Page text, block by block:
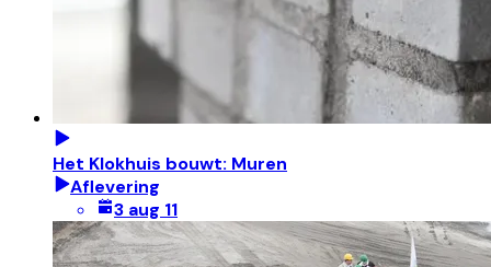
Het Klokhuis bouwt: Muren
Aflevering
3 aug 11